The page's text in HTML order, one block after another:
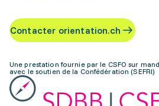
Contacter orientation.ch
Une prestation fournie par le CSFO sur
avec le soutien de la Confédération (SEFRI)